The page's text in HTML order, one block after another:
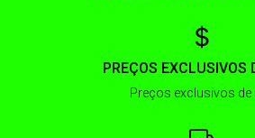
PREÇOS EXCLUSIVOS
Preços exclusivos de